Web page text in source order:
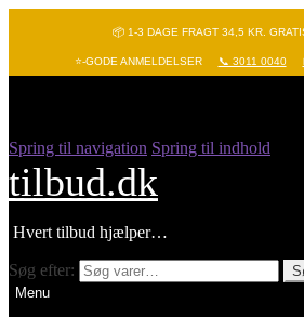
📦 1-3 DAGE FRAGT 34,5 KR.
⭐-GODE ANMELDELSER 📞 3011 0040
Spring til navigation Spring til indhold
tilbud.dk
Hvert tilbud hjælper…
Søg efter:
Menu